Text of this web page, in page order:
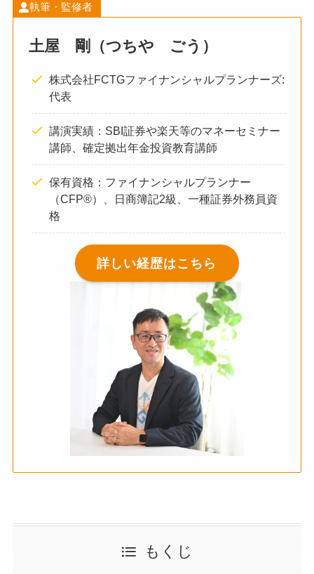
執筆・監修者
土屋 剛（つちや ごう）
株式会社FCTGファイナンシャルプランナーズ:
代表
講演実績：SBI証券や楽天等のマネーセミナー
講師、確定拠出年金投資教育講師
保有資格：ファイナンシャルプランナー
（CFP®）、日商簿記2級、一種証券外務員資
格
詳しい経歴はこちら
もくじ